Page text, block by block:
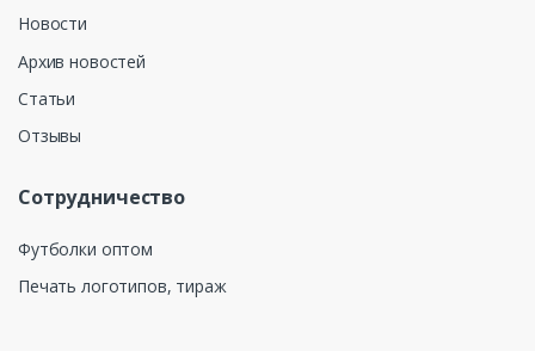
Новости
Архив новостей
Статьи
Отзывы
Сотрудничество
Футболки оптом
Печать логотипов, тираж